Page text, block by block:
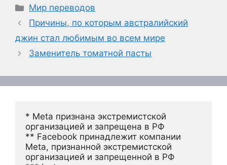
Рубрики
Мир переводов
Причины, по которым австралийский
джин стал любимым во всем мире
Заменитель томатной пасты
* Meta признана экстремистской
организацией и запрещена в РФ
** Facebook принадлежит компании
Meta, признанной экстремистской
организацией и запрещенной в РФ